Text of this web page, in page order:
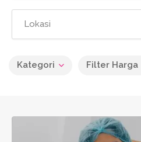
Kategori Filter Harga